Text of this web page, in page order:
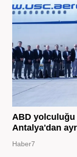
ABD yolculuğu
Antalya'dan
Haber7